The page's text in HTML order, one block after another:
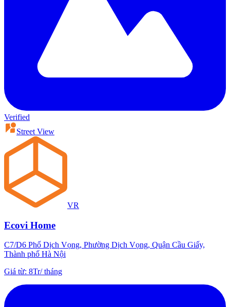
Verified
Street View
VR
Ecovi Home
C7/D6 Phố Dịch Vọng, Phường Dịch Vọng, Quận Cầu Giấy,
Thành phố Hà Nội
Giá từ: 8Tr/tháng